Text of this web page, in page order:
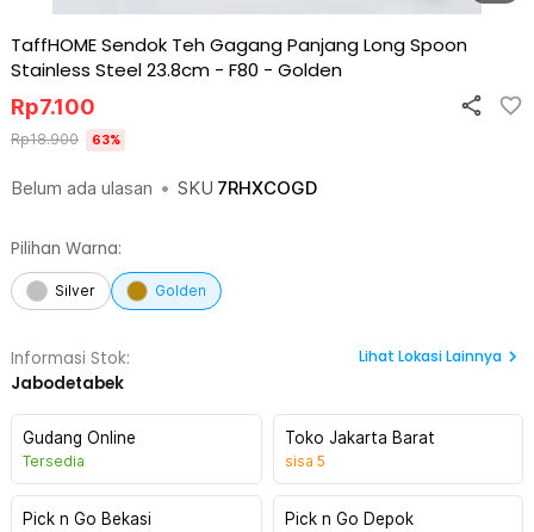
TaffHOME Sendok Teh Gagang Panjang Long Spoon
Stainless Steel 23.8cm - F80 - Golden
Belum ada ulasan • SKU 7RHXCOGD
Rp7.100
Rp18.900 63%
Pilihan Warna:
Silver Golden
Informasi Stok:
Jabodetabek
Lihat Lokasi Lainnya
Gudang Online
Tersedia
Toko Jakarta Barat
sisa 5
Pick n Go Bekasi Pick n Go Depok